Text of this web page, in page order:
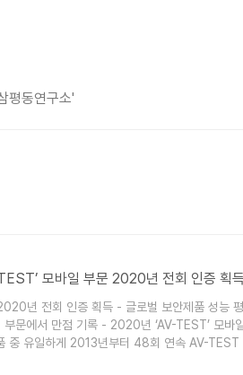
평동연구소'
모바일 부문 2020년 전회 인증 획득
년 전회 인증 획득 - 글로벌 보안제품 성능
문에서 만점 기록 - 2020년 ‘AV-TEST’ 모바
유일하게 2013년부터 48회 연속 AV-TEST